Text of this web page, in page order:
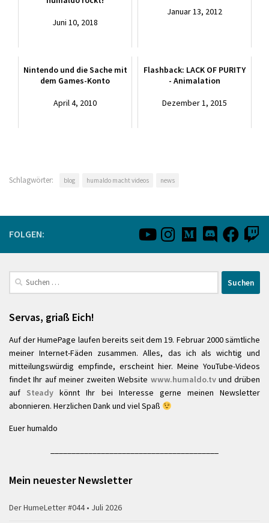
Juni 10, 2018
Januar 13, 2012
Nintendo und die Sache mit
dem Games-Konto
April 4, 2010
Flashback: LACK OF PURITY
- Animalation
Dezember 1, 2015
Schlagwörter: blog humaldo macht videos news
FOLGEN:
Suchen
nach:
Servas, griaß Eich!
Auf der HumePage laufen bereits seit dem 19. Februar 2000 sämtliche
meiner Internet-Fäden zusammen. Alles, das ich als wichtig und
mitteilungswürdig empfinde, erscheint hier. Meine YouTube-Videos
findet Ihr auf meiner zweiten Website www.humaldo.tvund drüben
auf Steady könnt Ihr bei Interesse gerne meinen Newsletter
abonnieren. Herzlichen Dank und viel Spaß
Euer humaldo
Mein neuester Newsletter
Der HumeLetter #044 • Juli 2026